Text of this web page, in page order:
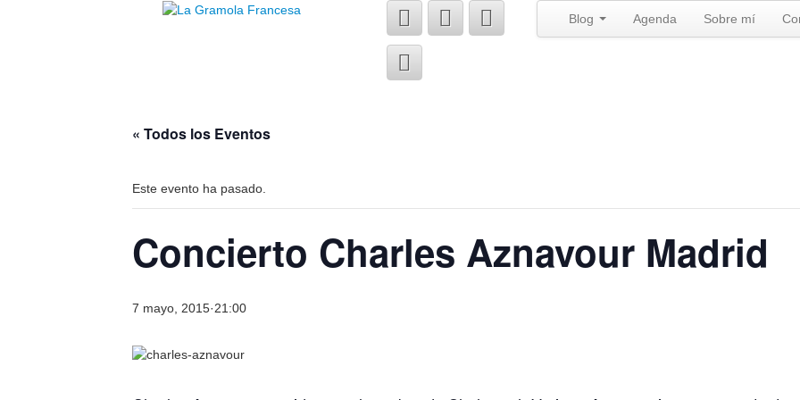
Blog Agenda Sobre mí
« Todos los Eventos
Este evento ha pasado.
Concierto Charles Aznavour Madrid
7 mayo, 2015·21:00